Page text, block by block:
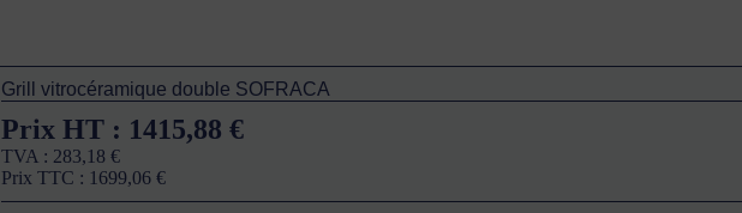
Grill vitrocéramique double SOFRACA
Prix HT : 1415,88€
TVA : 283,18€
Prix TTC : 1699,06€